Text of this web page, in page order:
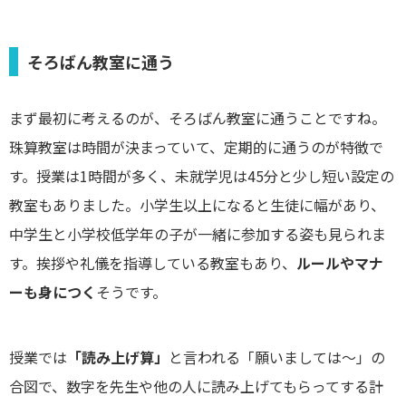
そろばん教室に通う
まず最初に考えるのが、そろばん教室に通うことですね。
珠算教室は時間が決まっていて、定期的に通うのが特徴で
す。授業は1時間が多く、未就学児は45分と少し短い設定の
教室もありました。小学生以上になると生徒に幅があり、
中学生と小学校低学年の子が一緒に参加する姿も見られま
す。挨拶や礼儀を指導している教室もあり、 ルールやマナ
ーも身につく そうです。
授業では 「読み上げ算」 と言われる「願いましては～」の
合図で、数字を先生や他の人に読み上げてもらってする計